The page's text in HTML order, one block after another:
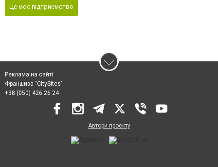
Це моє підприємство
Реклама на сайті
Франшиза "CitySites"
+38 (050) 426 26 24
Автори проєкту